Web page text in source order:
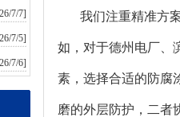
7/7]
7/5]
7/6]
我们注重精准方
如，对于德州电厂、
素，选择合适的防腐
磨的外层防护，二者